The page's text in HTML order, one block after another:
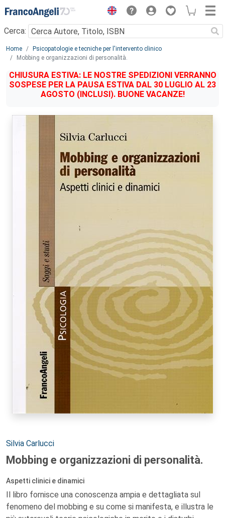
Menu
Cerca:
Main content
Home
Psicopatologie e tecniche per l'intervento clinico
Mobbing e organizzazioni di personalità.
CHIUSURA ESTIVA: LE NOSTRE SPEDIZIONI VERRANNO
SOSPESE PER LA PAUSA ESTIVA DAL 30 LUGLIO AL 23
AGOSTO (INCLUSI). BUONE VACANZE!
Autori:
Silvia Carlucci
Mobbing e organizzazioni di personalità.
Aspetti clinici e dinamici
Il libro fornisce una conoscenza ampia e dettagliata sul
fenomeno del mobbing e su come si manifesta, e illustra le